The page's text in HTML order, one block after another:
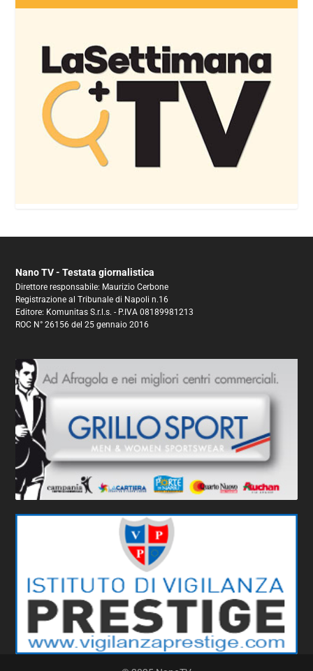
Nano TV - Testata giornalistica
Direttore responsabile: Maurizio Cerbone
Registrazione al Tribunale di Napoli n.16
Editore: Komunitas S.r.l.s. - P.IVA 08189981213
ROC N° 26156 del 25 gennaio 2016